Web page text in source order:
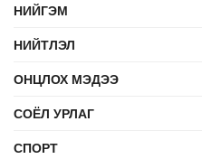
НИЙГЭМ
НИЙТЛЭЛ
ОНЦЛОХ МЭДЭЭ
СОЁЛ УРЛАГ
СПОРТ